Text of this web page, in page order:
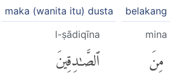
belakang
maka (wanita itu) dusta
mina
مِنَ
l-ṣādiqīna
ٱلصَّٰدِقِينَ